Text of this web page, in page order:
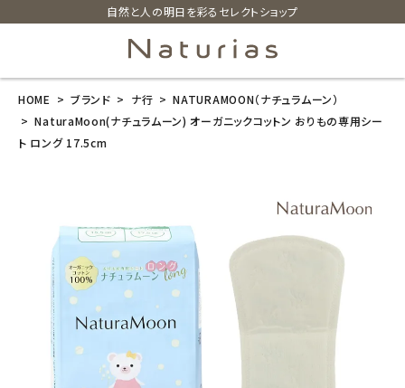
自然と人の明日を彩るセレクトショップ
search
NaturaMoon
(ナチュラムー
ン) オーガニッ
クコットン おり
もの専用シー
HOME ブランド ナ行
NATURAMOON（ナチュラムーン）
NaturaMoon(ナチュラムーン) オーガニックコットン おりもの専用シー
ト ロング 17.5cm